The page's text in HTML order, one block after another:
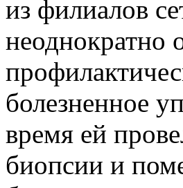
из филиалов
неоднократно
болезненное
время ей
биопсии и